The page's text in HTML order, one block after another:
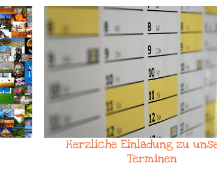
Herzliche Einladung zu
Terminen